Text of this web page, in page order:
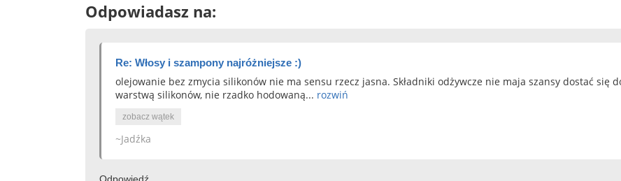
Odpowiadasz na:
Re: Włosy i szampony najróżniejsze :)
olejowanie bez zmycia silikonów nie ma sensu rzecz jasna. Składniki odżywcze nie maja szansy dostać się
warstwą silikonów, nie rzadko hodowaną... rozwiń
zobacz wątek
~Jadźka